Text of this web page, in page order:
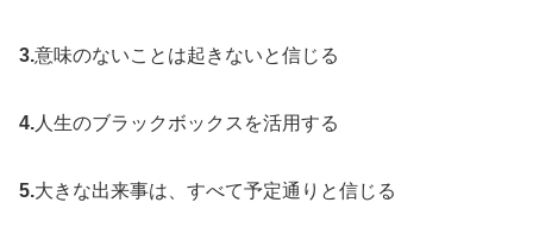
3.意味のないことは起きないと信じる
4. 人生のブラックボックスを活用する
5.大きな出来事は、すべて予定通りと信じる